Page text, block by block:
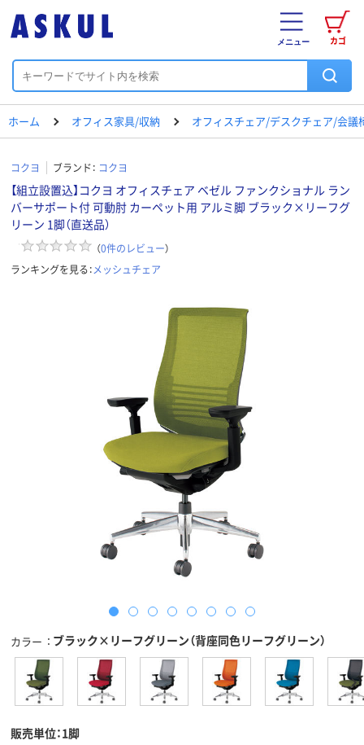
カゴ
メニュー
ホーム オフィス家具/収納 オフィスチェア/デスクチェア/会議
コクヨ ブランド： コクヨ
【組立設置込】コクヨ オフィスチェア ベゼル ファンクショナル ラン
バーサポート付 可動肘 カーペット用 アルミ脚 ブラック×リーフグ
リーン 1脚（直送品）
（0件のレビュー）
ランキングを見る：メッシュチェア
カラー ブラック×リーフグリーン（背座同色リーフグリーン）
販売単位：1脚